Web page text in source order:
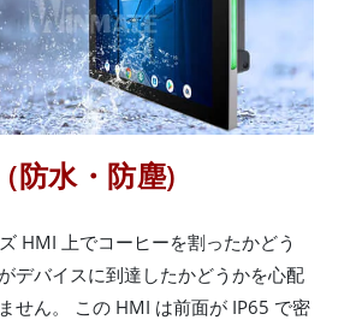
防水・防塵)
HMI 上でコーヒーを割ったかどう
デバイスに到達したかどうかを心配
せん。 この HMI は前面が IP65 で密